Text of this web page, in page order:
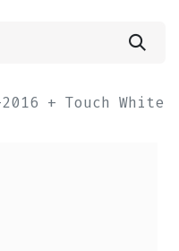
2016 + Touch White